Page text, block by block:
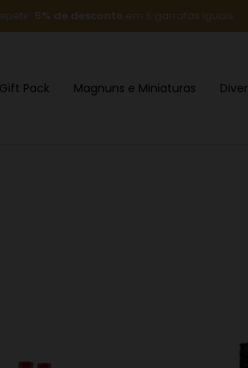
5% de desconto em 6 garrafas iguais
Gift Pack Magnuns e Miniaturas